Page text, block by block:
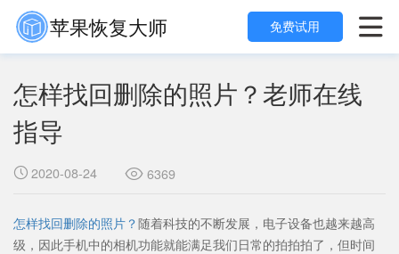
苹果恢复大师 
免费试用
怎样找回删除的照片？老师在线
指导
 2020-08-24  6369
怎样找回删除的照片？随着科技的不断发展，电子设备也越来越高
级，因此手机中的相机功能就能满足我们日常的拍拍拍了，但时间